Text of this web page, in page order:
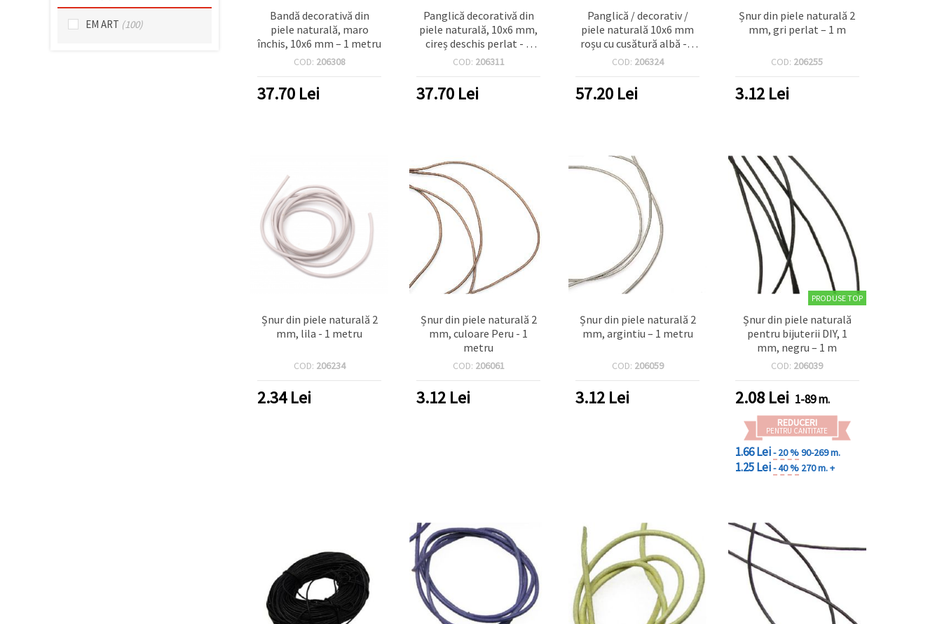
EM ART (100)
Bandă decorativă din
piele naturală, maro
închis, 10x6 mm – 1 metru
COD: 206308
37.70 Lei
Panglică decorativă din
piele naturală, 10x6 mm,
cireș deschis perlat - 1
metru
COD: 206311
37.70 Lei
Panglică / decorativ /
piele naturală 10x6 mm
roșu cu cusătură albă - 1
metru
COD: 206324
57.20 Lei
Șnur din piele naturală 2
mm, gri perlat – 1 m
COD: 206255
3.12Lei
Șnur din piele naturală 2
mm, lila - 1 metru
COD: 206234
2.34Lei
Șnur din piele naturală 2
mm, culoare Peru - 1
metru
COD: 206061
3.12 Lei
Șnur din piele naturală 2
mm, argintiu – 1 metru
COD: 206059
3.12 Lei
PRODUSE TOP
Șnur din piele naturală
pentru bijuterii DIY, 1
mm, negru – 1 m
COD: 206039
2.08Lei 1-89 m.
REDUCERI
PENTRU CANTITATE
1.66 Lei- 20 %90-269 m.
1.25 Lei- 40 % 270 m. +